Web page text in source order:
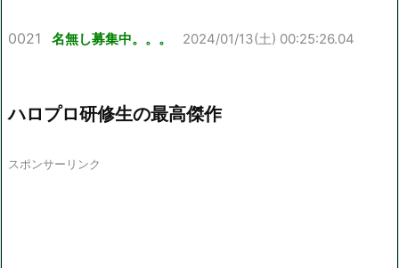
0021 名無し募集中。。。 2024/01/13(土) 00:25:26.04
ハロプロ研修生の最高傑作
スポンサーリンク